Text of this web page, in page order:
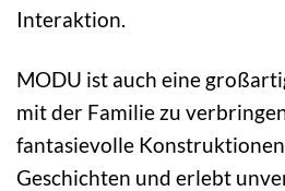
Interaktion.
MODU ist auch eine
mit der Familie zu
fantasievolle
Geschichten und erlebt